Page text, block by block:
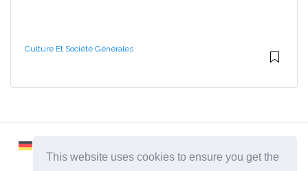
This website uses cookies to ensure you get the
Culture Et Société Générales